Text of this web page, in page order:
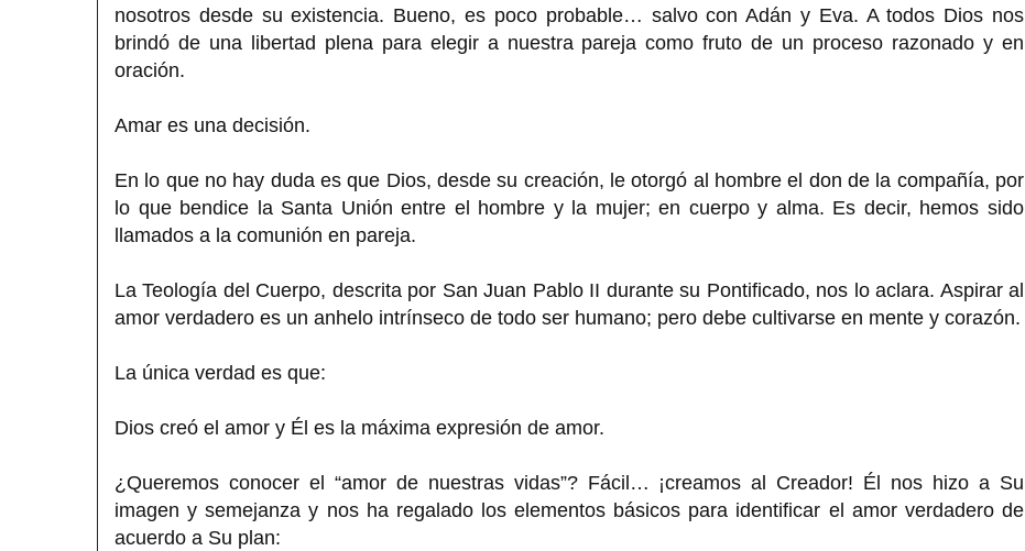
nosotros desde su existencia. Bueno, es poco probable… salvo con Adán y Eva. A todos Dios nos
brindó de una libertad plena para elegir a nuestra pareja como fruto de un proceso razonado y en
oración.
Amar es una decisión.
En lo que no hay duda es que Dios, desde su creación, le otorgó al hombre el don de la compañía, por
lo que bendice la Santa Unión entre el hombre y la mujer; en cuerpo y alma. Es decir, hemos sido
llamados a la comunión en pareja.
La Teología del Cuerpo, descrita por San Juan Pablo II durante su Pontificado, nos lo aclara. Aspirar al
amor verdadero es un anhelo intrínseco de todo ser humano; pero debe cultivarse en mente y corazón.
La única verdad es que:
Dios creó el amor y Él es la máxima expresión de amor.
¿Queremos conocer el “amor de nuestras vidas”? Fácil… ¡creamos al Creador! Él nos hizo a Su
imagen y semejanza y nos ha regalado los elementos básicos para identificar el amor verdadero de
acuerdo a Su plan: